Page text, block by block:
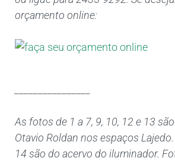
orçamento online:
As fotos de 1 a 7, 9, 10, 12 e 13
Otavio Roldan nos espaços
14 são do acervo do iluminador.